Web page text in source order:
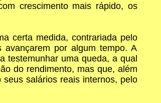
crescimento mais rápido, os
certa medida, contrariada pelo
por algum tempo. A
testemunhar uma queda, a qual
do rendimento, mas que, além
salários reais internos, pelo